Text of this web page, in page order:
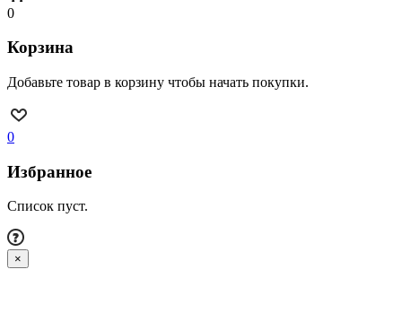
0
Корзина
Добавьте товар в корзину чтобы начать покупки.
0
Избранное
Список пуст.
×